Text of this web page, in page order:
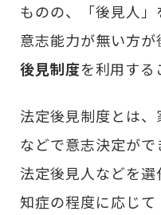
ものの、「後見人」
意志能力が無い方
後見制度を利用する
法定後見制度とは
などで意志決定が
法定後見人などを
知症の程度に応じて